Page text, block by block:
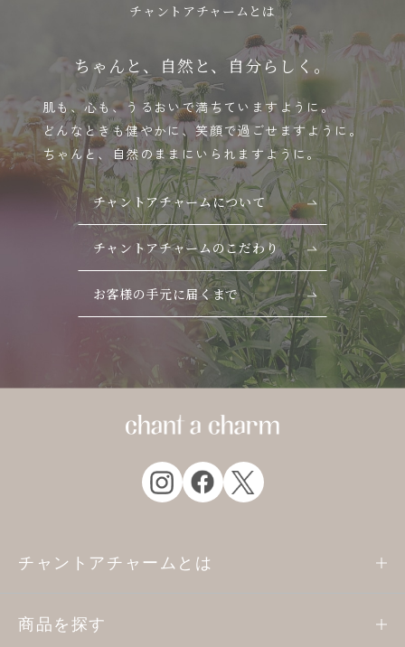
チャントアチャームとは
ちゃんと、自然と、自分らしく。
肌も、心も、うるおいで満ちていますように。
どんなときも健やかに、笑顔で過ごせますように。
ちゃんと、自然のままにいられますように。
チャントアチャームについて
チャントアチャームのこだわり
お客様の手元に届くまで
チャントアチャームとは
商品を探す